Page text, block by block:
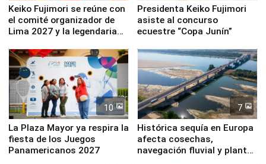
Keiko Fujimori se reúne con
el comité organizador de
Lima 2027 y la legendaria
Presidenta Keiko Fujimori
asiste al concurso
ecuestre “Copa Junín”
10
La Plaza Mayor ya respira la
fiesta de los Juegos
Panamericanos 2027
7
Histórica sequía en Europa
afecta cosechas,
navegación fluvial y plantas